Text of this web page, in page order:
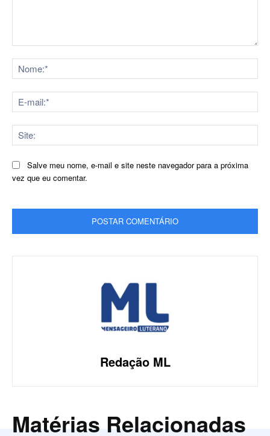
Salve meu nome, e-mail e site neste navegador para a próxima
vez que eu comentar.
Redação ML
Matérias Relacionadas